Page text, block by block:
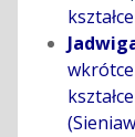
wkrótce